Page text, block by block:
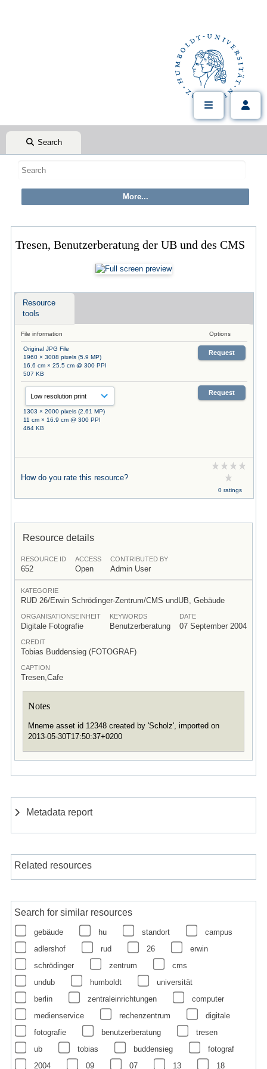
Search
Tresen, Benutzerberatung der UB und des CMS
Resource
tools
File information Options
Original JPG File
1960 × 3008 pixels (5.9 MP)
16.6 cm × 25.5 cm @ 300 PPI
507 KB
Request
1303 × 2000 pixels (2.61 MP)
11 cm × 16.9 cm @ 300 PPI
464 KB
Request
How do you rate this resource?
0 ratings
Resource details
RESOURCE ID
652
ACCESS
Open
CONTRIBUTED BY
Admin User
KATEGORIE
RUD 26/Erwin Schrödinger-Zentrum/CMS undUB, Gebäude
ORGANISATIONSEINHEIT
Digitale Fotografie
KEYWORDS
Benutzerberatung
DATE
07 September 2004
CREDIT
Tobias Buddensieg (FOTOGRAF)
CAPTION
Tresen,Cafe
Notes
Mneme asset id 12348 created by 'Scholz', imported on
2013-05-30T17:50:37+0200
Metadata report
Related resources
Search for similar resources
gebäude hu standort
campus
adlershof
rud 26
erwin
schrödinger
zentrum
cms
undub
humboldt
universität
berlin
zentraleinrichtungen
computer
medienservice
rechenzentrum
digitale
fotografie
benutzerberatung
tresen
ub
tobias buddensieg
fotograf
2004
09 07 13 18